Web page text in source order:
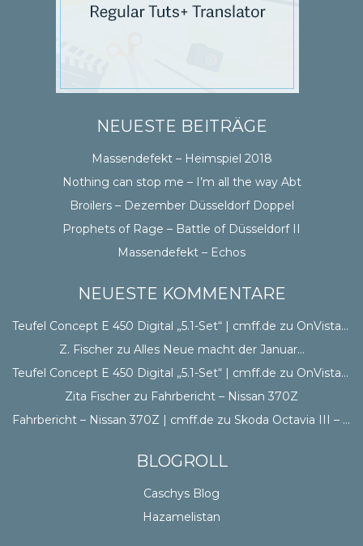
NEUESTE BEITRÄGE
Massendefekt – Heimspiel 2018
Nothing can stop me – I’m all the way Abt
Broilers – Dezember Düsseldorf Doppel
Prophets of Rage – Battle of Düsseldorf II
Massendefekt – Echos
NEUESTE KOMMENTARE
Teufel Concept E 450 Digital „5.1-Set“ | cmff.de zu OnVista CSS
Z. Fischerzu Alles Neue macht der Januar…
Teufel Concept E 450 Digital „5.1-Set“ | cmff.de zu OnVista CSS
Zita Fischer zu Fahrbericht – Nissan 370Z
Fahrbericht – Nissan 370Z | cmff.de zu Skoda Octavia III – Erster Eindruck
BLOGROLL
Caschys Blog
Hazamelistan